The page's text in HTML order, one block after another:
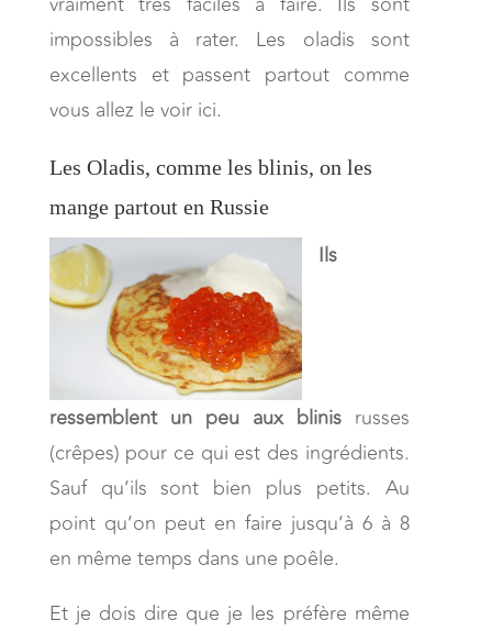
impossibles à rater. Les oladis sont
excellents et passent partout comme
vous allez le voir ici.
Les Oladis, comme les blinis, on les
mange partout en Russie
Ils
ressemblent un peu aux blinisrusses
(crêpes) pour ce qui est des ingrédients.
Sauf qu’ils sont bien plus petits. Au
point qu’on peut en faire jusqu’à 6 à 8
en même temps dans une poêle.
Et je dois dire que je les préfère même